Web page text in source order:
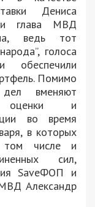
Дениса
глава МВД
ведь тот
голоса
обеспечили
Помимо
вменяют
оценки и
во время
в которых
том числе и
сил,
SaveФОП и
Александр